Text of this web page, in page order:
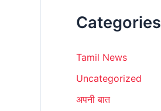
Categories
Tamil News
Uncategorized
अपनी बात